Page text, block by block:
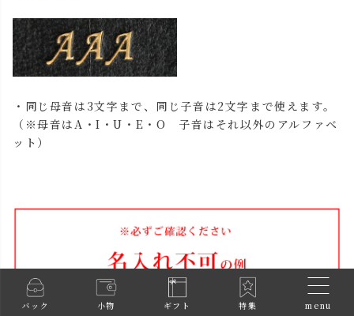
バック 小物 ギフト 特集 menu
・同じ母音は3文字まで、同じ子音は2文字まで使えます。
（※母音はA・I・U・E・O 子音はそれ以外のアルファベ
ット）